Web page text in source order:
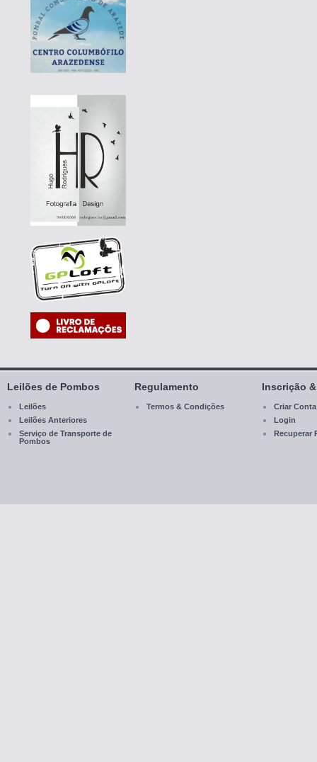
Leilões de Pombos
Leilões
Leilões Anteriores
Serviço de Transporte de
Pombos
Regulamento
Termos & Condições
Inscrição
Criar Conta
Login
Recuperar